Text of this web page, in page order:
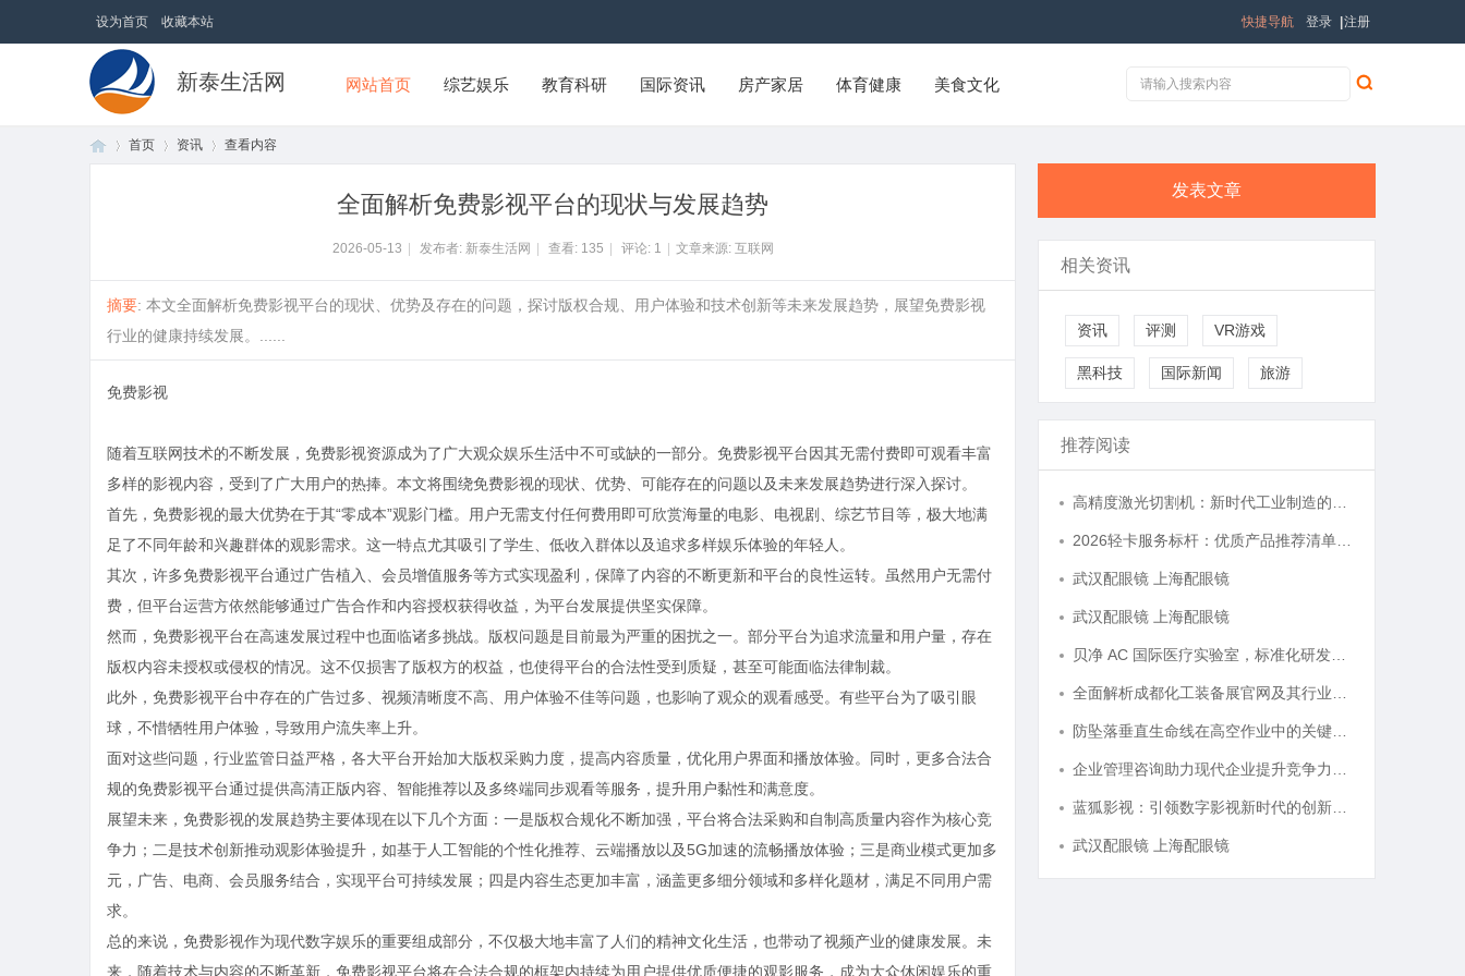
设为首页 收藏本站 登录 注册
快捷导航
新泰生活网 网站首页 综艺娱乐 教育科研 国际资讯 房产家居 体育健康 美食文化
首页 资讯 查看内容
全面解析免费影视平台的现状与发展趋势
2026-05-13 发布者: 新泰生活网 查看: 135 评论: 1 文章来源: 互联网
摘要: 本文全面解析免费影视平台的现状、优势及存在的问题，探讨版权合规、用户体验和技术创新等未来发展趋势，展望免费影视
行业的健康持续发展。......
免费影视
随着互联网技术的不断发展，免费影视资源成为了广大观众娱乐生活中不可或缺的一部分。免费影视平台因其无需付费即可观看丰富
多样的影视内容，受到了广大用户的热捧。本文将围绕免费影视的现状、优势、可能存在的问题以及未来发展趋势进行深入探讨。
首先，免费影视的最大优势在于其“零成本”观影门槛。用户无需支付任何费用即可欣赏海量的电影、电视剧、综艺节目等，极大地满
足了不同年龄和兴趣群体的观影需求。这一特点尤其吸引了学生、低收入群体以及追求多样娱乐体验的年轻人。
其次，许多免费影视平台通过广告植入、会员增值服务等方式实现盈利，保障了内容的不断更新和平台的良性运转。虽然用户无需付
费，但平台运营方依然能够通过广告合作和内容授权获得收益，为平台发展提供坚实保障。
然而，免费影视平台在高速发展过程中也面临诸多挑战。版权问题是目前最为严重的困扰之一。部分平台为追求流量和用户量，存在
版权内容未授权或侵权的情况。这不仅损害了版权方的权益，也使得平台的合法性受到质疑，甚至可能面临法律制裁。
此外，免费影视平台中存在的广告过多、视频清晰度不高、用户体验不佳等问题，也影响了观众的观看感受。有些平台为了吸引眼
球，不惜牺牲用户体验，导致用户流失率上升。
面对这些问题，行业监管日益严格，各大平台开始加大版权采购力度，提高内容质量，优化用户界面和播放体验。同时，更多合法合
规的免费影视平台通过提供高清正版内容、智能推荐以及多终端同步观看等服务，提升用户黏性和满意度。
展望未来，免费影视的发展趋势主要体现在以下几个方面：一是版权合规化不断加强，平台将合法采购和自制高质量内容作为核心竞
争力；二是技术创新推动观影体验提升，如基于人工智能的个性化推荐、云端播放以及5G加速的流畅播放体验；三是商业模式更加多
元，广告、电商、会员服务结合，实现平台可持续发展；四是内容生态更加丰富，涵盖更多细分领域和多样化题材，满足不同用户需
求。
总的来说，免费影视作为现代数字娱乐的重要组成部分，不仅极大地丰富了人们的精神文化生活，也带动了视频产业的健康发展。未
来，随着技术与内容的不断革新，免费影视平台将在合法合规的框架内持续为用户提供优质便捷的观影服务，成为大众休闲娱乐的重
发表文章
相关资讯
资讯 评测 VR游戏
黑科技 国际新闻 旅游
推荐阅读
武汉配眼镜 上海配眼镜
武汉配眼镜 上海配眼镜
武汉配眼镜 上海配眼镜